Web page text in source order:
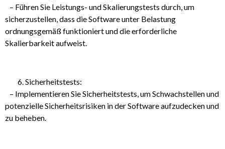
– Führen Sie Leistungs- und Skalierungstests durch, um
sicherzustellen, dass die Software unter Belastung
ordnungsgemäß funktioniert und die erforderliche
Skalierbarkeit aufweist.
Sicherheitstests:
– Implementieren Sie Sicherheitstests, um Schwachstellen und
potenzielle Sicherheitsrisiken in der Software aufzudecken und
zu beheben.